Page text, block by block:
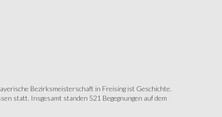
Bezirksmeisterschaft in Freising ist Geschichte.
statt. Insgesamt standen 521 Begegnungen auf dem